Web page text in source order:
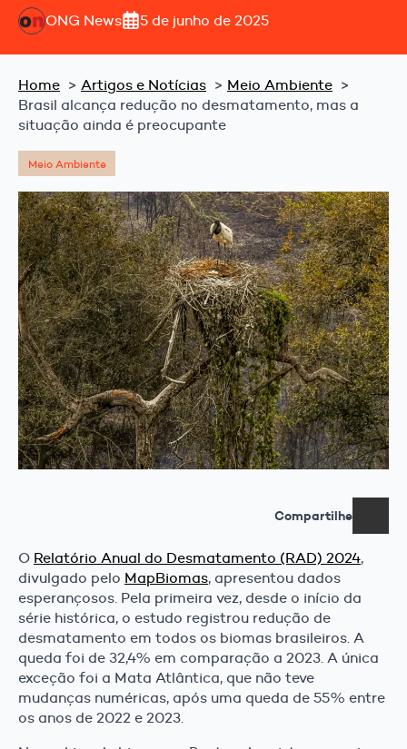
ONG News 5 de junho de 2025
Home Artigos e Notícias
Meio Ambiente
Brasil alcança redução no desmatamento, mas a
situação ainda é preocupante
Meio Ambiente
Compartilhe
O Relatório Anual do Desmatamento (RAD) 2024,
divulgado pelo MapBiomas, apresentou dados
esperançosos. Pela primeira vez, desde o início da
série histórica, o estudo registrou redução de
desmatamento em todos os biomas brasileiros. A
queda foi de 32,4% em comparação a 2023. A única
exceção foi a Mata Atlântica, que não teve
mudanças numéricas, após uma queda de 55% entre
os anos de 2022 e 2023.